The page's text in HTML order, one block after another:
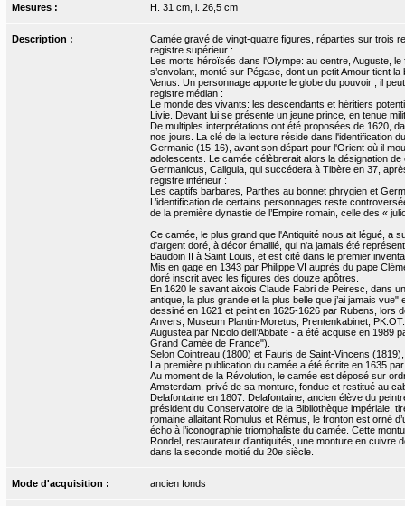
Mesures : H. 31 cm, l. 26,5 cm
Description :
Camée gravé de vingt-quatre figures, réparties sur trois
registre supérieur :
Les morts héroïsés dans l'Olympe: au centre, Auguste,
s’envolant, monté sur Pégase, dont un petit Amour tient
Venus. Un personnage apporte le globe du pouvoir ; il
registre médian :
Le monde des vivants: les descendants et héritiers
Livie. Devant lui se présente un jeune prince, en tenue
De multiples interprétations ont été proposées de 1620,
nos jours. La clé de la lecture réside dans l'identification
Germanie (15-16), avant son départ pour l'Orient où il
adolescents. Le camée célèbrerait alors la désignation
Germanicus, Caligula, qui succédera à Tibère en 37,
registre inférieur :
Les captifs barbares, Parthes au bonnet phrygien et
L’identification de certains personnages reste
de la première dynastie de l’Empire romain, celle des «
Ce camée, le plus grand que l'Antiquité nous ait légué, a
d'argent doré, à décor émaillé, qui n'a jamais été
Baudoin II à Saint Louis, et est cité dans le premier
Mis en gage en 1343 par Philippe VI auprès du pape
doré inscrit avec les figures des douze apôtres.
En 1620 le savant aixois Claude Fabri de Peiresc, dans
antique, la plus grande et la plus belle que j’ai jamais
dessiné en 1621 et peint en 1625-1626 par Rubens,
Anvers, Museum Plantin-Moretus, Prentenkabinet,
Augustea par Nicolo dell’Abbate - a été acquise en 1989
Grand Camée de France").
Selon Cointreau (1800) et Fauris de Saint-Vincens
La première publication du camée a été écrite en 1635
Au moment de la Révolution, le camée est déposé sur
Amsterdam, privé de sa monture, fondue et restitué au
Delafontaine en 1807. Delafontaine, ancien élève du
président du Conservatoire de la Bibliothèque impériale,
romaine allaitant Romulus et Rémus, le fronton est orné
écho à l’iconographie triomphaliste du camée. Cette
Rondel, restaurateur d’antiquités, une monture en
dans la seconde moitié du 20e siècle.
Mode d'acquisition : ancien fonds